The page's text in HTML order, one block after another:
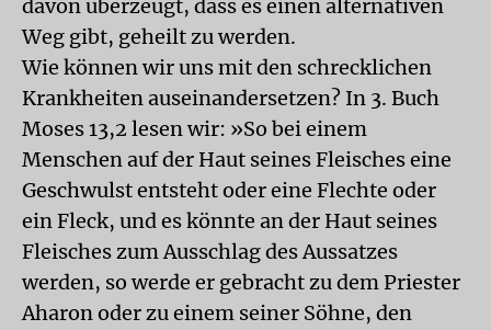
davon überzeugt, dass es einen alternativen
Weg gibt, geheilt zu werden.
Wie können wir uns mit den schrecklichen
Krankheiten auseinandersetzen? In 3. Buch
Moses 13,2 lesen wir: »So bei einem
Menschen auf der Haut seines Fleisches eine
Geschwulst entsteht oder eine Flechte oder
ein Fleck, und es könnte an der Haut seines
Fleisches zum Ausschlag des Aussatzes
werden, so werde er gebracht zu dem Priester
Aharon oder zu einem seiner Söhne, den